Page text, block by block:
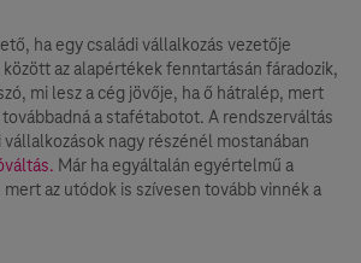
ha egy családi vállalkozás vezetője
az alapértékek fenntartásán fáradozik,
mi lesz a cég jövője, ha ő hátralép, mert
a stafétabotot. A rendszerváltás
nagy részénél mostanában
Már ha egyáltalán egyértelmű a
az utódok is szívesen tovább vinnék a